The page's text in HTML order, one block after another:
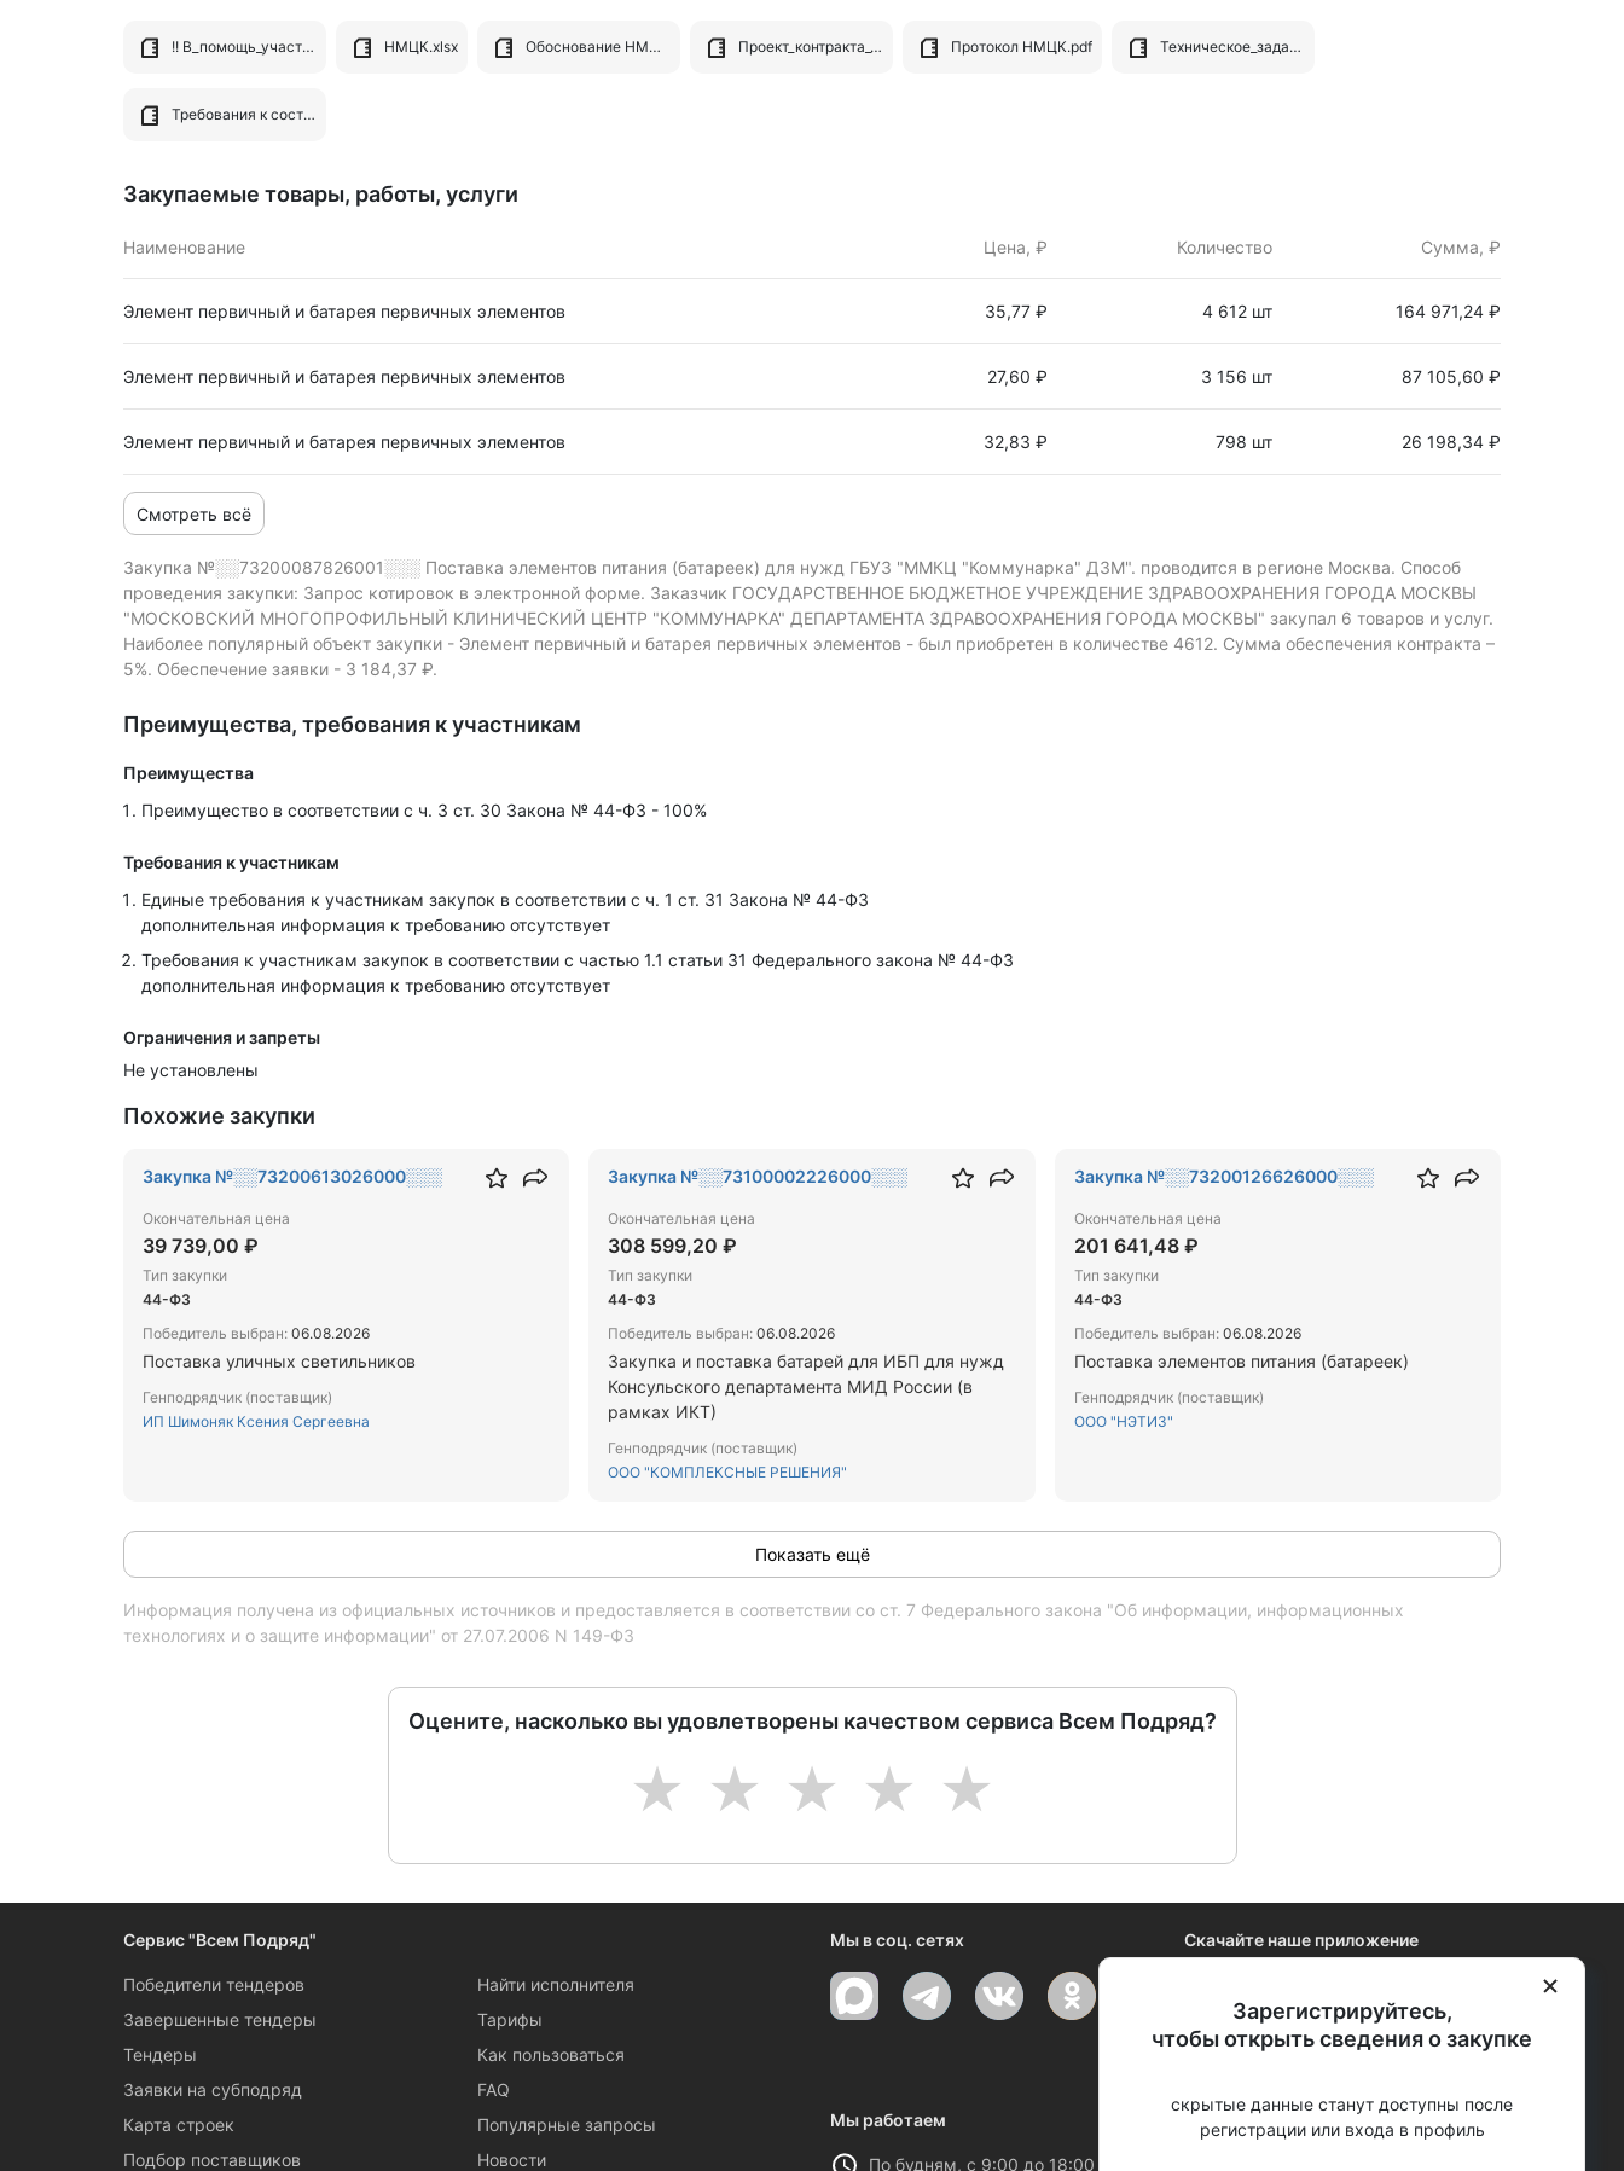
!! В_помощь_участникам_закупок.pdf НМЦК.xlsx Обоснование НМЦК.pdf Проект_контракта_17193069-1.pdf Протокол НМЦК.pdf Техническое_задание_17193069-1.pdf
Требования к составу заявки (котировка_мед.расходка_1875 ) преимущество без РУ.docx
Закупаемые товары, работы, услуги
Наименование Цена, ₽ Количество Сумма, ₽
Элемент первичный и батарея первичных элементов 35,77 ₽ 4 612 шт 164 971,24 ₽
Элемент первичный и батарея первичных элементов 27,60 ₽ 3 156 шт 87 105,60 ₽
Элемент первичный и батарея первичных элементов 32,83 ₽ 798 шт 26 198,34 ₽
Смотреть всё
Закупка №░░73200087826001░░░ Поставка элементов питания (батареек) для нужд ГБУЗ "ММКЦ "Коммунарка" ДЗМ". проводится в регионе Москва. Способ
проведения закупки: Запрос котировок в электронной форме. Заказчик ГОСУДАРСТВЕННОЕ БЮДЖЕТНОЕ УЧРЕЖДЕНИЕ ЗДРАВООХРАНЕНИЯ ГОРОДА МОСКВЫ
"МОСКОВСКИЙ МНОГОПРОФИЛЬНЫЙ КЛИНИЧЕСКИЙ ЦЕНТР "КОММУНАРКА" ДЕПАРТАМЕНТА ЗДРАВООХРАНЕНИЯ ГОРОДА МОСКВЫ" закупал 6 товаров и услуг.
Наиболее популярный объект закупки - Элемент первичный и батарея первичных элементов - был приобретен в количестве 4612. Сумма обеспечения контракта –
5%. Обеспечение заявки - 3 184,37 ₽.
Преимущества, требования к участникам
Преимущества
Преимущество в соответствии с ч. 3 ст. 30 Закона № 44-ФЗ - 100%
Требования к участникам
Единые требования к участникам закупок в соответствии с ч. 1 ст. 31 Закона № 44-ФЗ
дополнительная информация к требованию отсутствует
Требования к участникам закупок в соответствии с частью 1.1 статьи 31 Федерального закона № 44-ФЗ
дополнительная информация к требованию отсутствует
Ограничения и запреты
Не установлены
Похожие закупки
Закупка №░░73200613026000░░░
Окончательная цена
39 739,00 ₽
Тип закупки
44-ФЗ
Победитель выбран: 06.08.2026
Поставка уличных светильников
Генподрядчик (поставщик)
ИП Шимоняк Ксения Сергеевна
Закупка №░░73100002226000░░░
Окончательная цена
308 599,20 ₽
Тип закупки
44-ФЗ
Победитель выбран: 06.08.2026
Закупка и поставка батарей для ИБП для нужд
Консульского департамента МИД России (в
рамках ИКТ)
Генподрядчик (поставщик)
ООО "КОМПЛЕКСНЫЕ РЕШЕНИЯ"
Закупка №░░73200126626000░░░
Окончательная цена
201 641,48 ₽
Тип закупки
44-ФЗ
Победитель выбран:06.08.2026
Поставка элементов питания (батареек)
Генподрядчик (поставщик)
ООО "НЭТИЗ"
Показать ещё
Информация получена из официальных источников и предоставляется в соответствии со ст. 7 Федерального закона "Об информации, информационных
технологиях и о защите информации" от 27.07.2006 N 149-ФЗ
Оцените, насколько вы удовлетворены качеством сервиса Всем Подряд?
5
4
3
2
1
Зарегистрируйтесь,
чтобы открыть сведения о закупке
скрытые данные станут доступны после
регистрации или входа в профиль
Сервис "Всем Подряд"
Победители тендеров
Завершенные тендеры
Тендеры
Заявки на субподряд
Карта строек
Подбор поставщиков
Найти исполнителя
Тарифы
Как пользоваться
FAQ
Популярные запросы
Новости
Мы в соц. сетях Скачайте наше приложение
Мы работаем
По будням, с 9:00 до 18:00 (МСК)